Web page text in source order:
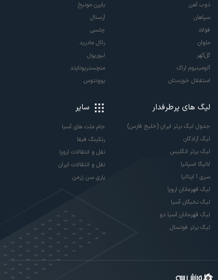
ذوب آهن
سپاهان
فولاد
ملوان
گل‌گهر
آلومینیوم اراک
استقلال خوزستان
بایرن مونیخ
آرسنال
چلسی
رئال مادرید
لیورپول
منچستریونایتد
یوونتوس
لیگ های پرطرفدار
جدول لیگ برتر ایران (خلیج فارس)
لیگ آزادگان
لیگ برتر انگلیس
لالیگا اسپانیا
سری آ ایتالیا
لیگ قهرمانان اروپا
لیگ نخبگان آسیا
لیگ قهرمانان آسیا دو
لیگ برتر فوتسال
سایر
جام ملت های آسیا
رنکینگ فیفا
نقل و انتقالات اروپا
نقل و انتقالات ایران
پاری سن ژرمن